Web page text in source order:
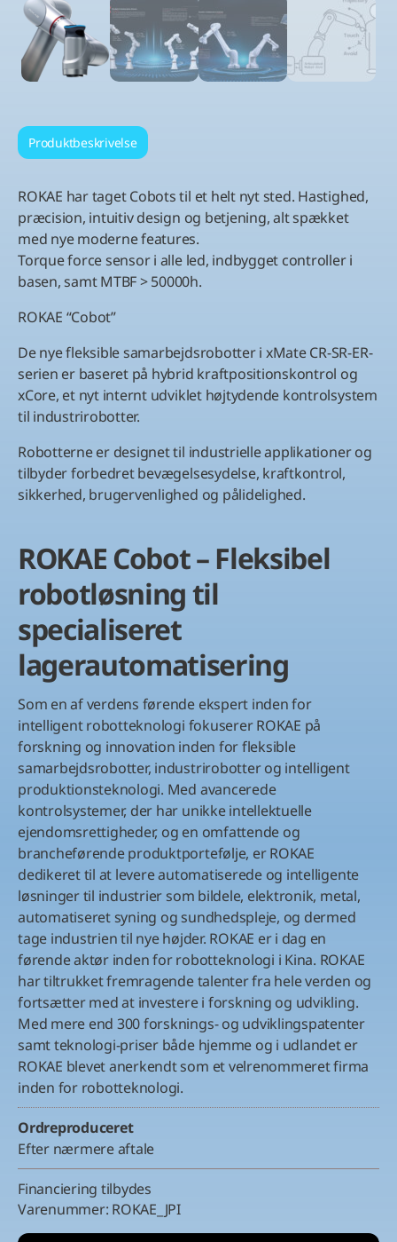
Produktbeskrivelse
ROKAE har taget Cobots til et helt nyt sted. Hastighed,
præcision, intuitiv design og betjening, alt spækket
med nye moderne features.
Torque force sensor i alle led, indbygget controller i
basen, samt MTBF > 50000h.
ROKAE “Cobot”
De nye fleksible samarbejdsrobotter i xMate CR-SR-ER-
serien er baseret på hybrid kraftpositionskontrol og
xCore, et nyt internt udviklet højtydende kontrolsystem
til industrirobotter.
Robotterne er designet til industrielle applikationer og
tilbyder forbedret bevægelsesydelse, kraftkontrol,
sikkerhed, brugervenlighed og pålidelighed.
ROKAE Cobot – Fleksibel
robotløsning til
specialiseret
lagerautomatisering
Som en af verdens førende ekspert inden for
intelligent robotteknologi fokuserer ROKAE på
forskning og innovation inden for fleksible
samarbejdsrobotter, industrirobotter og intelligent
produktionsteknologi. Med avancerede
kontrolsystemer, der har unikke intellektuelle
ejendomsrettigheder, og en omfattende og
brancheførende produktportefølje, er ROKAE
dedikeret til at levere automatiserede og intelligente
løsninger til industrier som bildele, elektronik, metal,
automatiseret syning og sundhedspleje, og dermed
tage industrien til nye højder. ROKAE er i dag en
førende aktør inden for robotteknologi i Kina. ROKAE
har tiltrukket fremragende talenter fra hele verden og
fortsætter med at investere i forskning og udvikling.
Med mere end 300 forsknings- og udviklingspatenter
samt teknologi-priser både hjemme og i udlandet er
ROKAE blevet anerkendt som et velrenommeret firma
inden for robotteknologi.
Ordreproduceret
Efter nærmere aftale
Financiering tilbydes
Varenummer: ROKAE_JPI